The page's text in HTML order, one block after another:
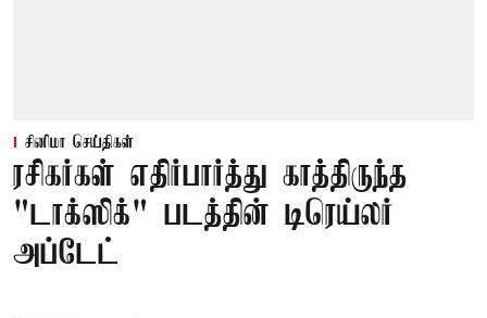
சினிமா செய்திகள்
ரசிகர்கள் எதிர்பார்த்து காத்திருந்த
"டாக்ஸிக்" படத்தின் டிரெய்லர்
அப்டேட்